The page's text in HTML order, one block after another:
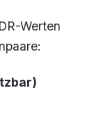
Werten